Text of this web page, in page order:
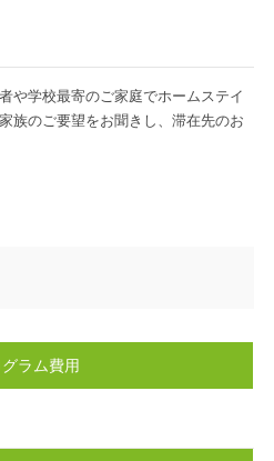
や学校最寄のご家庭でホームステイ
族のご要望をお聞きし、滞在先のお
ラム費用